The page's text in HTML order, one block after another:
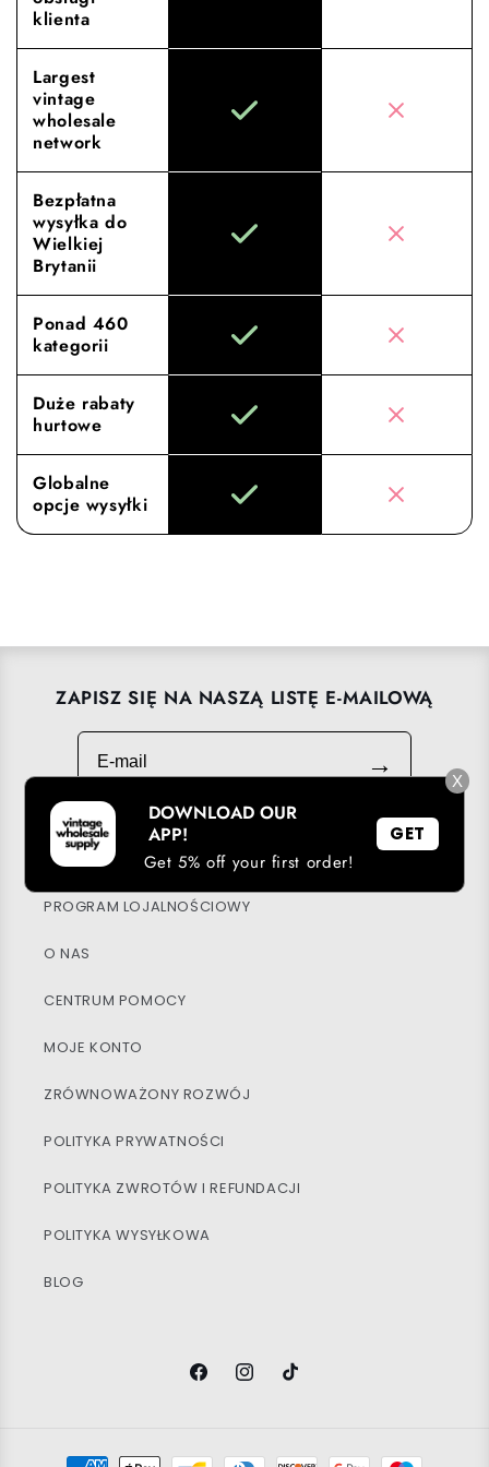
klienta
Largest
vintage
wholesale
network
Bezpłatna
wysyłka do
Wielkiej
Brytanii
Ponad 460
kategorii
Duże rabaty
hurtowe
Globalne
opcje wysyłki
ZAPISZ SIĘ NA NASZĄ LISTĘ E-MAILOWĄ
E-mail
→
POBIERZ NASZĄ APLIKACJĘ
PROGRAM LOJALNOŚCIOWY
O NAS
CENTRUM POMOCY
MOJE KONTO
ZRÓWNOWAŻONY ROZWÓJ
POLITYKA PRYWATNOŚCI
POLITYKA ZWROTÓW I REFUNDACJI
POLITYKA WYSYŁKOWA
BLOG
FacebookInstagramTikTok
Metody
X
DOWNLOAD OUR
APP!
Get 5% off your first order!
GET